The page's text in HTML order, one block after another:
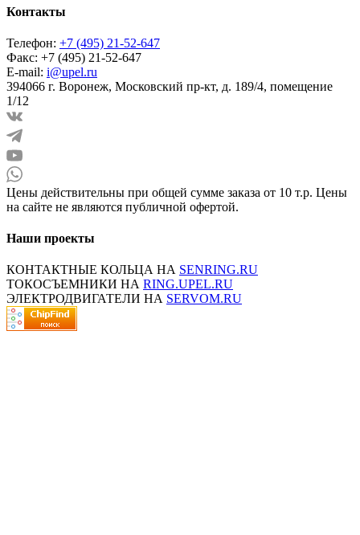
Контакты
Телефон: +7 (495) 21-52-647
Факс: +7 (495) 21-52-647
E-mail: i@upel.ru
394066 г. Воронеж, Московский пр-кт, д. 189/4, помещение
1/12
Цены действительны при общей сумме заказа от 10 т.р. Цены
на сайте не являются публичной офертой.
Наши проекты
КОНТАКТНЫЕ КОЛЬЦА НА SENRING.RU
ТОКОСЪЕМНИКИ НА RING.UPEL.RU
ЭЛЕКТРОДВИГАТЕЛИ НА SERVOM.RU